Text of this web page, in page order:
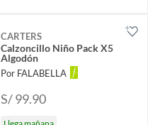
CARTERS
Calzoncillo Niño Pack X5
Algodón
Por FALABELLA
S/ 99.90